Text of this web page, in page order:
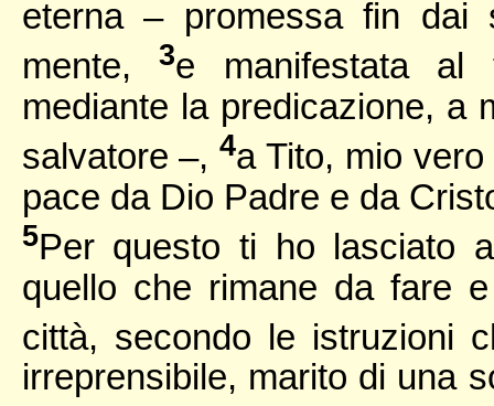
eterna – promessa fin
mente,3e manifestata al
mediante la predicazione, a
salvatore –,4a Tito, mio
pace da Dio Padre e da
5Per questo ti ho lasciato
quello che rimane da fare
città, secondo le istruzioni
irreprensibile, marito di una